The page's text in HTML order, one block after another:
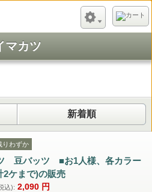
マカツ
新着順
りわずか
豆バッツ ■お1人様、各カラー
2ケまで)の販売
込): 2,090 円